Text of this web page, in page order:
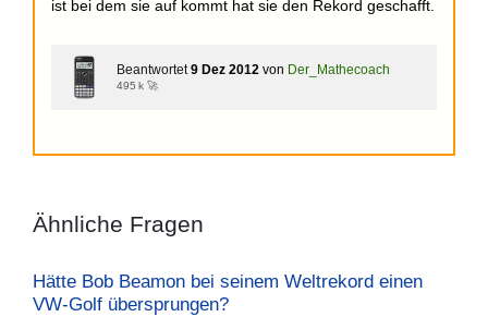
ist bei dem sie auf kommt hat sie den Rekord geschafft.
Beantwortet 9 Dez 2012 von Der_Mathecoach
495 k 🚀
Ähnliche Fragen
Hätte Bob Beamon bei seinem Weltrekord einen
VW-Golf übersprungen?